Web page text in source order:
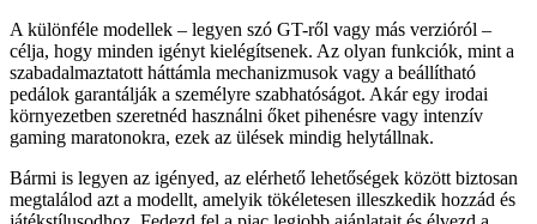
A különféle modellek – legyen szó GT-ről vagy más verzióról –
célja, hogy minden igényt kielégítsenek. Az olyan funkciók, mint a
szabadalmaztatott háttámla mechanizmusok vagy a beállítható
pedálok garantálják a személyre szabhatóságot. Akár egy irodai
környezetben szeretnéd használni őket pihenésre vagy intenzív
gaming maratonokra, ezek az ülések mindig helytállnak.
Bármi is legyen az igényed, az elérhető lehetőségek között biztosan
megtalálod azt a modellt, amelyik tökéletesen illeszkedik hozzád és